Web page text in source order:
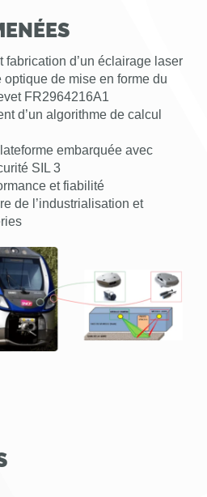
fabrication d’un éclairage laser
optique de mise en forme du
FR2964216A1
d’un algorithme de calcul
embarquée avec
SIL 3
et fiabilité
de l’industrialisation et